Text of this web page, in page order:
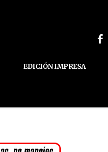
EDICIÓN IMPRESA